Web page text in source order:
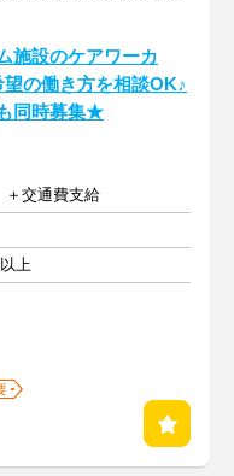
施設のケアワーカ
望の働き方を相談OK♪
同時募集★
交通費支給
上